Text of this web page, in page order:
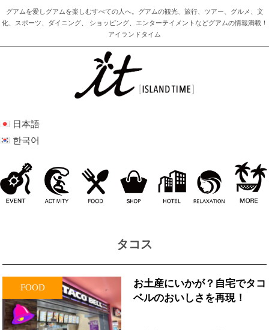
グアムを愛しグアムを楽しむすべての人へ。グアムの観光、旅行、ツアー、グルメ、文
化、スポーツ、ダイニング、 ショッピング、エンターテイメントなどグアムの情報満載！
アイランドタイム
日本語
한국어
タコス
FOOD
お土産にいかが？自宅でタコ
ベルのおいしさを再現！